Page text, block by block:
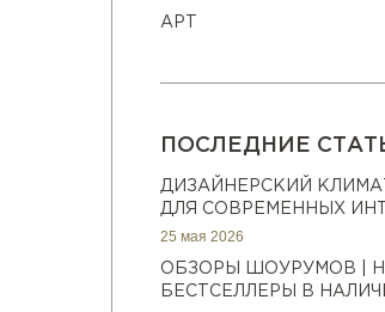
АРТ
ПОСЛЕДНИЕ
ДИЗАЙНЕРСКИЙ
ДЛЯ СОВРЕМЕННЫХ
25 мая 2026
ОБЗОРЫ ШОУРУМОВ |
БЕСТСЕЛЛЕРЫ В